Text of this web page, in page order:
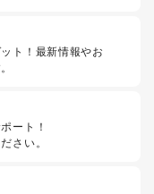
ト！最新情報やお
ート！
さい。